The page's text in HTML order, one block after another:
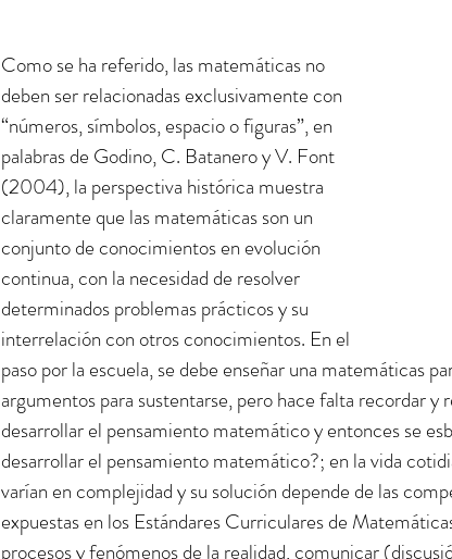
Como se ha referido, las matemáticas no
deben ser relacionadas exclusivamente con
“números, símbolos, espacio o figuras”, en
palabras de Godino, C. Batanero y V. Font
(2004), la perspectiva histórica muestra
claramente que las matemáticas son un
conjunto de conocimientos en evolución
continua, con la necesidad de resolver
determinados problemas prácticos y su
interrelación con otros conocimientos. En el
paso por la escuela, se debe enseñar una matemáticas
argumentos para sustentarse, pero hace falta recordar y
desarrollar el pensamiento matemático y entonces se
desarrollar el pensamiento matemático?; en la vida
varían en complejidad y su solución depende de las
expuestas en los Estándares Curriculares de
procesos y fenómenos de la realidad, comunicar